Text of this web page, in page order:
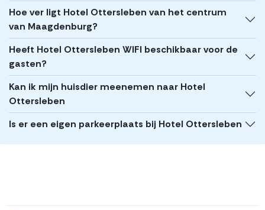
Hoe ver ligt Hotel Ottersleben van het centrum
van Maagdenburg?
Heeft Hotel Ottersleben WIFI beschikbaar voor de
gasten?
Kan ik mijn huisdier meenemen naar Hotel
Ottersleben
Is er een eigen parkeerplaats bij Hotel Ottersleben